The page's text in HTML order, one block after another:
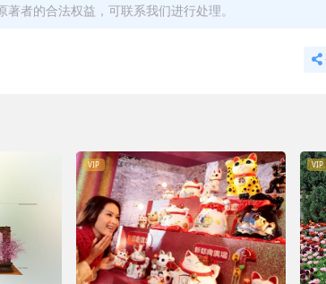
者的合法权益，可联系我们进行处理。
VIP VIP